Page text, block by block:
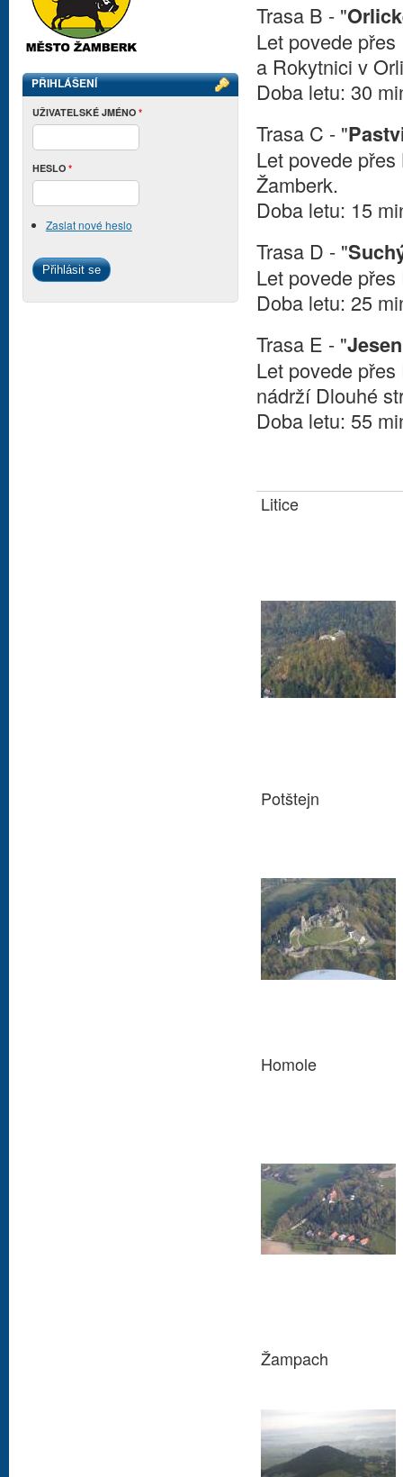
Trasa B - "
Let povede
a Rokytnici v
Doba letu: 30
Trasa C - "
Let povede
Žamberk.
Doba letu: 15
Trasa D - "
Let povede
Doba letu: 25
Trasa E - "
Let povede
nádrží Dlouhé
Doba letu: 55
Litice
Potštejn
Homole
Žampach
PŘIHLÁŠENÍ
UŽIVATELSKÉ JMÉNO *
HESLO *
Zaslat nové heslo